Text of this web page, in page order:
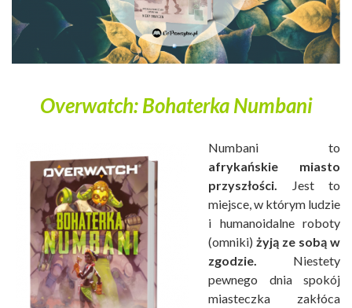
Overwatch: Bohaterka Numbani
Numbani to
afrykańskie miasto
przyszłości. Jest to
miejsce, w którym ludzie
i humanoidalne roboty
(omniki) żyją ze sobą w
zgodzie. Niestety
pewnego dnia spokój
miasteczka zakłóca